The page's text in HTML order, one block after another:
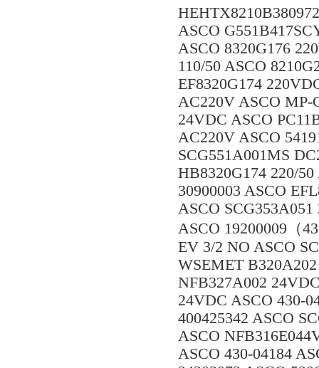
ASCO
ASCO 8320G176
110/50 ASCO
EF8320G174
AC220V ASCO MP-
24VDC ASCO
AC220V ASCO
SCG551A001MS
HB8320G174 220/
30900003 ASCO
ASCO
ASCO 19200009（
EV 3/2 NO ASCO
WSEMET
NFB327A002
24VDC ASCO 430-
400425342 ASCO
ASCO
ASCO 430-04184